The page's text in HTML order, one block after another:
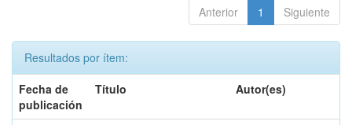
Anterior 1 Siguiente
Resultados por ítem:
Fecha de
publicación
Título Autor(es)